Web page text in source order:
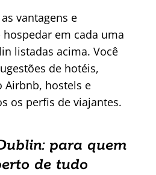
vantagens e
hospedar em cada uma
listadas acima. Você
de hotéis,
Airbnb, hostels e
os perfis de viajantes.
para quem
de tudo